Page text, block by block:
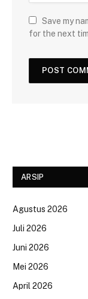
Save my
for the next
ARSIP
Agustus 2026
Juli 2026
Juni 2026
Mei 2026
April 2026